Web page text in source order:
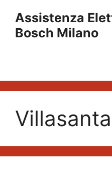
contenuto
Assistenza
Bosch Milano
Villasanta